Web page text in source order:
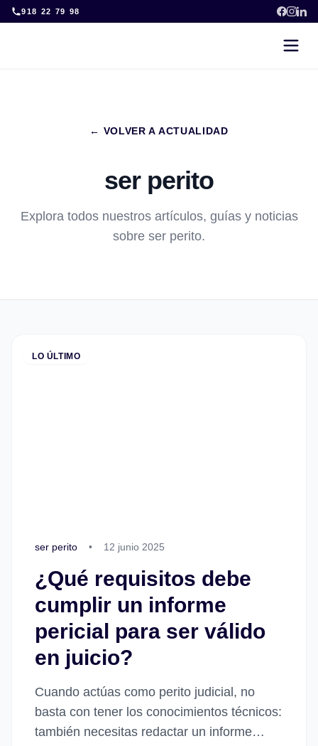
Skip
to
918 22 79 98
← VOLVER A ACTUALIDAD
ser perito
Explora todos nuestros artículos, guías y noticias
sobre ser perito.
LO ÚLTIMO
ser perito • 12 junio 2025
¿Qué requisitos debe
cumplir un informe
pericial para ser válido
en juicio?
Cuando actúas como perito judicial, no
basta con tener los conocimientos técnicos:
también necesitas redactar un informe